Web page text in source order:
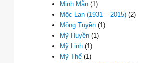
Minh Mẫn (1)
Mộc Lan (1931 – 2015) (2)
Mộng Tuyền (1)
Mỹ Huyền (1)
Mỹ Linh (1)
Mỹ Thể (1)